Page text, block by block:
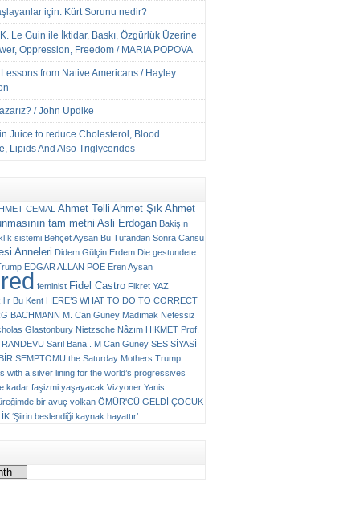
için: Kürt Sorunu nedir?
Le Guin ile İktidar, Baskı, Özgürlük Üzerine
Oppression, Freedom / MARIA POPOVA
from Native Americans / Hayley
/ John Updike
Juice to reduce Cholesterol, Blood
Lipids And Also Triglycerides
CEMAL Ahmet Telli Ahmet Şık Ahmet
tam metni Asli Erdogan Bakişın
sistemi Behçet Aysan Bu Tufandan Sonra Cansu
Anneleri Didem Gülçin Erdem Die gestundete
EDGAR ALLAN POE Eren Aysan
feminist Fidel Castro Fikret YAZ
Bu Kent HERE’S WHAT TO DO TO CORRECT
BACHMANN M. Can Güney Madımak Nefessiz
Glastonbury Nietzsche Nâzım HİKMET Prof.
RANDEVU Sarıl Bana . M Can Güney SES SİYASİ
SEMPTOMU the Saturday Mothers Trump
with a silver lining for the world’s progressives
kadar faşizmi yaşayacak Vizyoner Yanis
bir avuç volkan ÖMÜR'CÜ GELDİ ÇOCUK
‘Şiirin beslendiği kaynak hayattır’